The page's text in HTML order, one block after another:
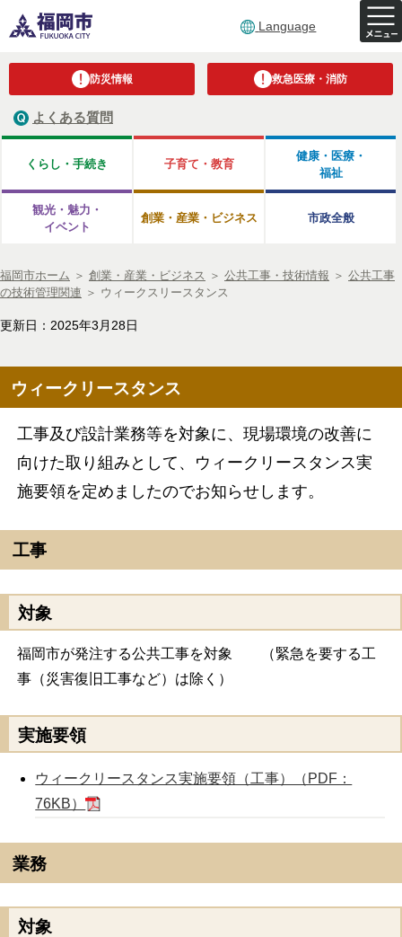
Language
防災情報 救急医療・消防
よくある質問
くらし・手続き 子育て・教育
健康・医療・
福祉
観光・魅力・
イベント
創業・産業・ビジネス 市政全般
福岡市ホーム ＞ 創業・産業・ビジネス ＞ 公共工事・技術情報 ＞ 公共工事
の技術管理関連 ＞ ウィークスリースタンス
更新日：2025年3月28日
ウィークリースタンス
工事及び設計業務等を対象に、現場環境の改善に
向けた取り組みとして、ウィークリースタンス実
施要領を定めましたのでお知らせします。
工事
対象
福岡市が発注する公共工事を対象 （緊急を要する工
事（災害復旧工事など）は除く）
実施要領
ウィークリースタンス実施要領（工事）（PDF：
76KB）
業務
対象